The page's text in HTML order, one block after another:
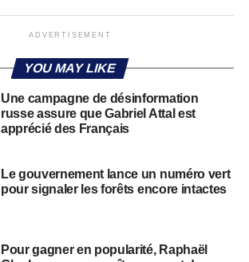
ADVERTISEMENT
YOU MAY LIKE
Une campagne de désinformation
russe assure que Gabriel Attal est
apprécié des Français
Le gouvernement lance un numéro vert
pour signaler les forêts encore intactes
Pour gagner en popularité, Raphaël